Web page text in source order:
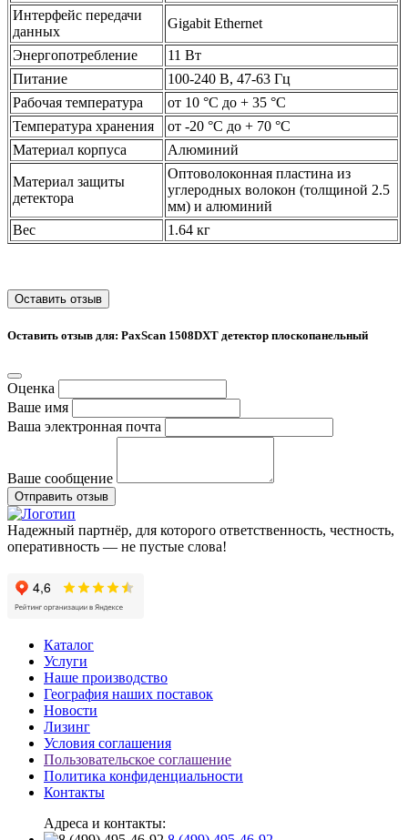
Интерфейс передачи
данных
Gigabit Ethernet
Энергопотребление
11 Вт
Питание
100-240 В, 47-63 Гц
Рабочая температура
от 10 °C до + 35 °C
Температура хранения
от -20 °C до + 70 °C
Материал корпуса
Алюминий
Материал защиты
детектора
Оптоволоконная пластина из
углеродных волокон (толщиной 2.5
мм) и алюминий
Вес
1.64 кг
Оставить отзыв
Оставить отзыв для: PaxScan 1508DXT детектор плоскопанельный
Оценка
Ваше имя
Ваша электронная почта
Ваше сообщение
Отправить отзыв
Надежный партнёр, для которого ответственность, честность,
оперативность — не пустые слова!
Каталог
Услуги
Наше производство
География наших поставок
Новости
Лизинг
Условия соглашения
Пользовательское соглашение
Политика конфиденциальности
Контакты
Адреса и контакты: